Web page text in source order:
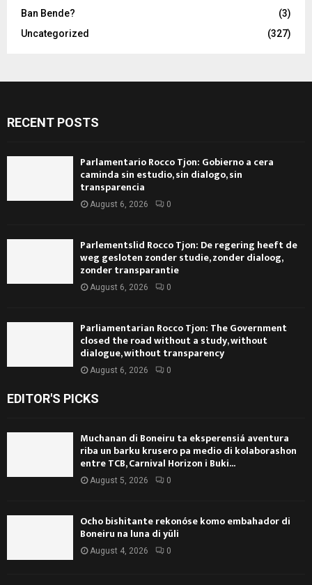
Ban Bende?
(3)
Uncategorized
(327)
RECENT POSTS
Parlamentario Rocco Tjon: Gobierno a cera
caminda sin estudio, sin dialogo, sin
transparencia
August 6, 2026 0
Parlementslid Rocco Tjon: De regering heeft de
weg gesloten zonder studie, zonder dialoog,
zonder transparantie
August 6, 2026 0
Parliamentarian Rocco Tjon: The Government
closed the road without a study, without
dialogue, without transparency
August 6, 2026 0
EDITOR'S PICKS
Muchanan di Boneiru ta eksperensiá aventura
riba un barku krusero pa medio di kolaborashon
entre TCB, Carnival Horizon i Buki...
August 5, 2026 0
Ocho bishitante rekonóse komo embahador di
Boneiru na luna di yüli
August 4, 2026 0